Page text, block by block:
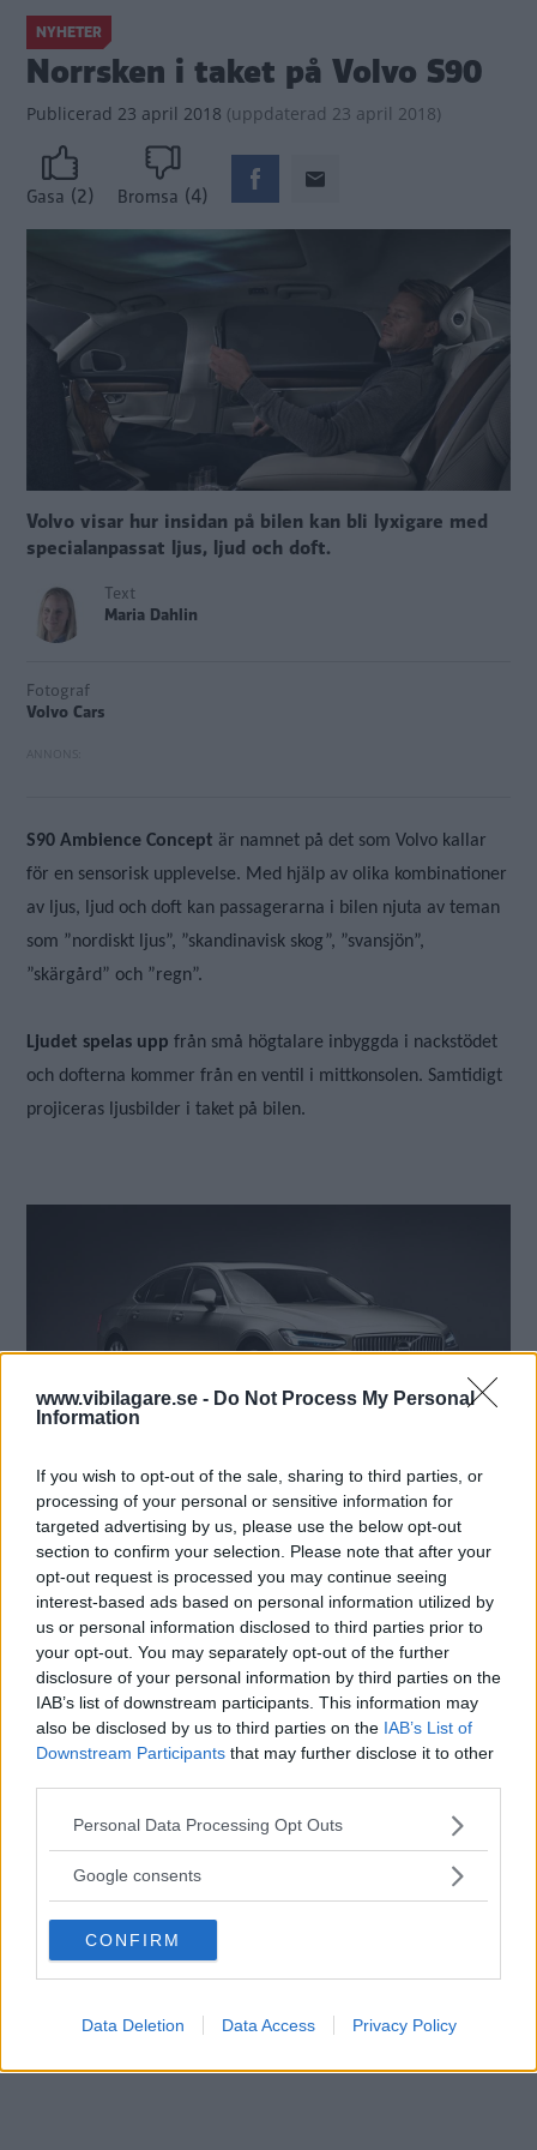
www.vibilagare.se - Do Not Process My Personal
Information
If you wish to opt-out of the sale, sharing to third parties, or
processing of your personal or sensitive information for
targeted advertising by us, please use the below opt-out
section to confirm your selection. Please note that after your
opt-out request is processed you may continue seeing
interest-based ads based on personal information utilized by
us or personal information disclosed to third parties prior to
your opt-out. You may separately opt-out of the further
disclosure of your personal information by third parties on the
IAB’s list of downstream participants. This information may
also be disclosed by us to third parties on the IAB’s List of
Downstream Participants that may further disclose it to other
Please note that this website/app uses one or more Google
not limited to your visit or usage behaviour. You may click to
use your data for below specified purposes in below Google
consent section.
Personal Data Processing Opt Outs
Google consents
CONFIRM
Data Deletion Data Access Privacy Policy
NYHETER
Norrsken i taket på Volvo S90
Publicerad 23 april 2018 (uppdaterad 23 april 2018)
Gasa (2) Bromsa (4)
Volvo visar hur insidan på bilen kan bli lyxigare med
specialanpassat ljus, ljud och doft.
Text
Maria Dahlin
Fotograf
Volvo Cars
S90 Ambience Concept är namnet på det som Volvo kallar
för en sensorisk upplevelse. Med hjälp av olika kombinationer
av ljus, ljud och doft kan passagerarna i bilen njuta av teman
som ”nordiskt ljus”, ”skandinavisk skog”, ”svansjön”,
”skärgård” och ”regn”.
Ljudet spelas upp från små högtalare inbyggda i nackstödet
och dofterna kommer från en ventil i mittkonsolen. Samtidigt
projiceras ljusbilder i taket på bilen.
Den sensoriska upplevelsenvisas upp på bilmässan i Peking
och är tänkt att sättas i bruk i kinatillverkade S90 Excellence-
bilar.
— Ambience Concept har främst tagits fram för den kinesiska
marknaden och erbjuder en kontrast till Kinas ibland hektiska
stadsmiljöer, säger Martin Andersson, som ansvarar för
Excellence-serien. Han fortsätter:
— S90 Ambience Concept kommer att stärka vårt varumärkes
Diskutera: Hur viktigt är ljus, ljud och doft i bilen, tycker du?